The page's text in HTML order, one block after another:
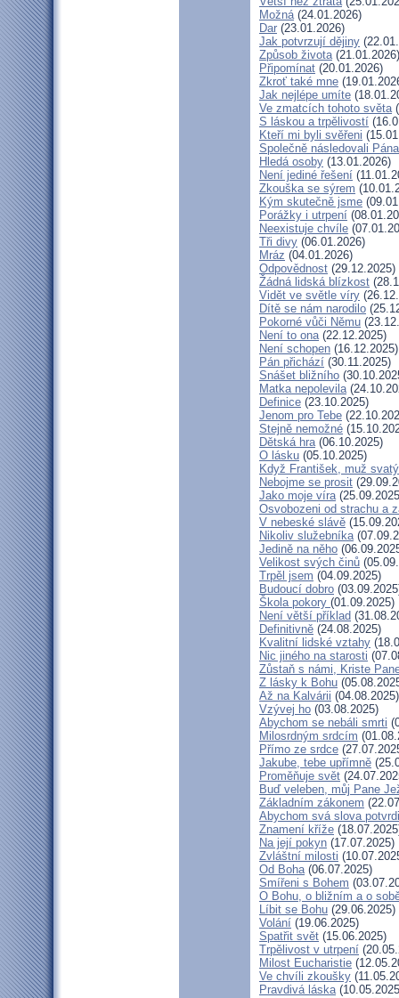
Možná(24.01.2026)
Dar (23.01.2026)
Jak potvrzují dějiny
Způsob života(21.01.2026)
Připomínat (20.01.2026)
Zkroť také mne
Jak nejlépe umíte
Ve zmatcích tohoto světa
S láskou a trpělivostí
Kteří mi byli svěřeni
Společně následovali Pána
Hledá osoby (13.01.2026)
Není jediné řešení
Zkouška se sýrem
Kým skutečně jsme
Porážky i utrpení
Neexistuje chvíle
Tři divy (06.01.2026)
Mráz (04.01.2026)
Odpovědnost (29.12.2025)
Žádná lidská blízkost
Vidět ve světle víry
Dítě se nám narodilo
Pokorné vůči Němu
Není to ona(22.12.2025)
Není schopen (16.12.2025)
Pán přichází (30.11.2025)
Snášet bližního
Matka nepolevila
Definice (23.10.2025)
Jenom pro Tebe
Stejně nemožné
Dětská hra(06.10.2025)
O lásku (05.10.2025)
Když František, muž svatý
Nebojme se prosit
Jako moje víra
Osvobozeni od strachu a
V nebeské slávě
Nikoliv služebníka
Jedině na něho
Velikost svých činů
Trpěl jsem (04.09.2025)
Budoucí dobro
Škola pokory (01.09.2025)
Není větší příklad
Definitivně (24.08.2025)
Kvalitní lidské vztahy
Nic jiného na starosti
Zůstaň s námi, Kriste
Z lásky k Bohu
Až na Kalvárii (04.08.2025)
Vzývej ho (03.08.2025)
Abychom se nebáli smrti
Milosrdným srdcím
Přímo ze srdce
Jakube, tebe upřímně
Proměňuje svět
Buď veleben, můj Pane
Základním zákonem
Abychom svá slova
Znamení kříže
Na její pokyn (17.07.2025)
Zvláštní milosti
Od Boha(06.07.2025)
Smířeni s Bohem
O Bohu, o bližním a o
Líbit se Bohu (29.06.2025)
Volání (19.06.2025)
Spatřit svět (15.06.2025)
Trpělivost v utrpení
Milost Eucharistie
Ve chvíli zkoušky
Pravdivá láska